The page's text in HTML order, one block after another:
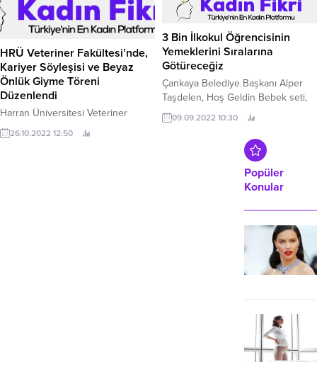
HRÜ Veteriner Fakültesi’nde,
Kariyer Söyleşisi ve Beyaz
Önlük Giyme Töreni
Düzenlendi
Harran Üniversitesi Veteriner
Fakültesi öncülüğünde Şanlıurfa
Veteriner Hekimler Odası ve
26.10.2022 12:50
3 Bin İlkokul Öğrencisinin
Yemeklerini Sıralarına
Götüreceğiz
Çankaya Belediye Başkanı Alper
Taşdelen, Hoş Geldin Bebek seti,
süt dağıtımı, kreş hizmeti, LGS ve
YKS hazırlık kursları, devlet
okullarına tadilat, üniversite
öğrencilerine ücretsiz ev eşyası ve
yemek gibi sosyal yardımları
anlatarak, “Şimdi yine Türkiye’de ilk
09.09.2022 10:30
Popüler
Konular